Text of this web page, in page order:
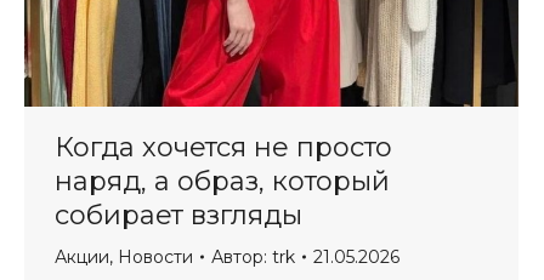
Когда хочется не просто
наряд, а образ, который
собирает взгляды
Акции, Новости Автор: trk 21.05.2026